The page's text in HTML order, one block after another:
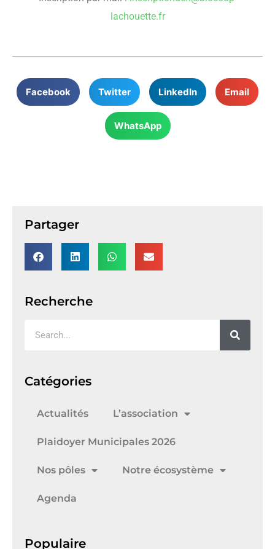
lachouette.fr
Facebook Twitter LinkedIn Email
WhatsApp
Partager
Recherche
Catégories
Actualités L’association
Plaidoyer Municipales 2026
Nos pôles Notre écosystème
Agenda
Populaire